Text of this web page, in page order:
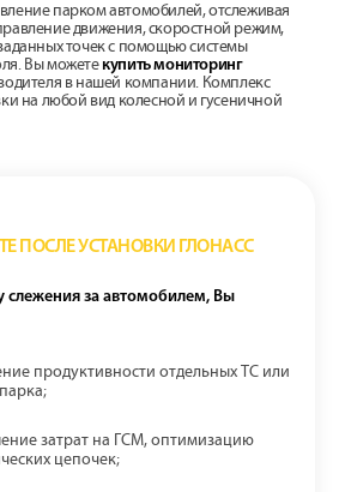
парком автомобилей, отслеживая
движения, скоростной режим,
точек с помощью системы
Вы можете купить мониторинг
в нашей компании. Комплекс
на любой вид колесной и гусеничной
ПОСЛЕ УСТАНОВКИ ГЛОНАСС
слежения за автомобилем, Вы
продуктивности отдельных ТС или
затрат на ГСМ, оптимизацию
цепочек;